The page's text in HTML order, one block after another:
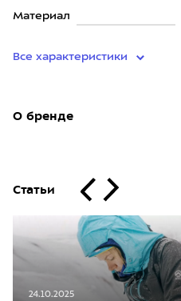
Материал
Все характеристики
О бренде
Статьи
24.10.2025